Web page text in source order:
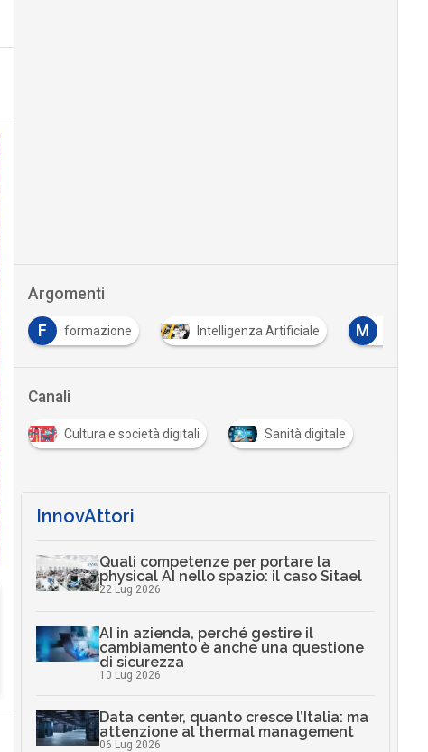
Argomenti
F formazione Intelligenza Artificiale M
Canali
Cultura e società digitali Sanità digitale
InnovAttori
Quali competenze per portare la
physical AI nello spazio: il caso Sitael
22 Lug 2026
AI in azienda, perché gestire il
cambiamento è anche una questione
di sicurezza
10 Lug 2026
Data center, quanto cresce l’Italia: ma
attenzione al thermal management
06 Lug 2026